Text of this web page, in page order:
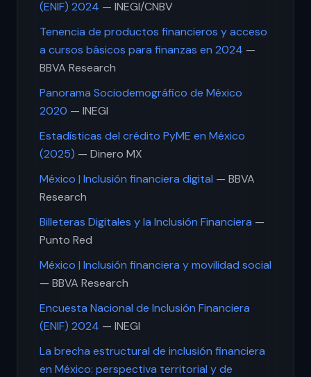
(ENIF) 2024 — INEGI/CNBV
Tenencia de productos financieros y acceso
a cursos básicos para finanzas en 2024 —
BBVA Research
Panorama Sociodemográfico de México
2020 — INEGI
Estadísticas del crédito PyME en México
(2025) — Dinero MX
México | Inclusión financiera digital — BBVA
Research
Billeteras Digitales y la Inclusión Financiera —
Punto Red
México | Inclusión financiera y movilidad social
— BBVA Research
Encuesta Nacional de Inclusión Financiera
(ENIF) 2024 — INEGI
La brecha estructural de inclusión financiera
en México: perspectiva territorial y de